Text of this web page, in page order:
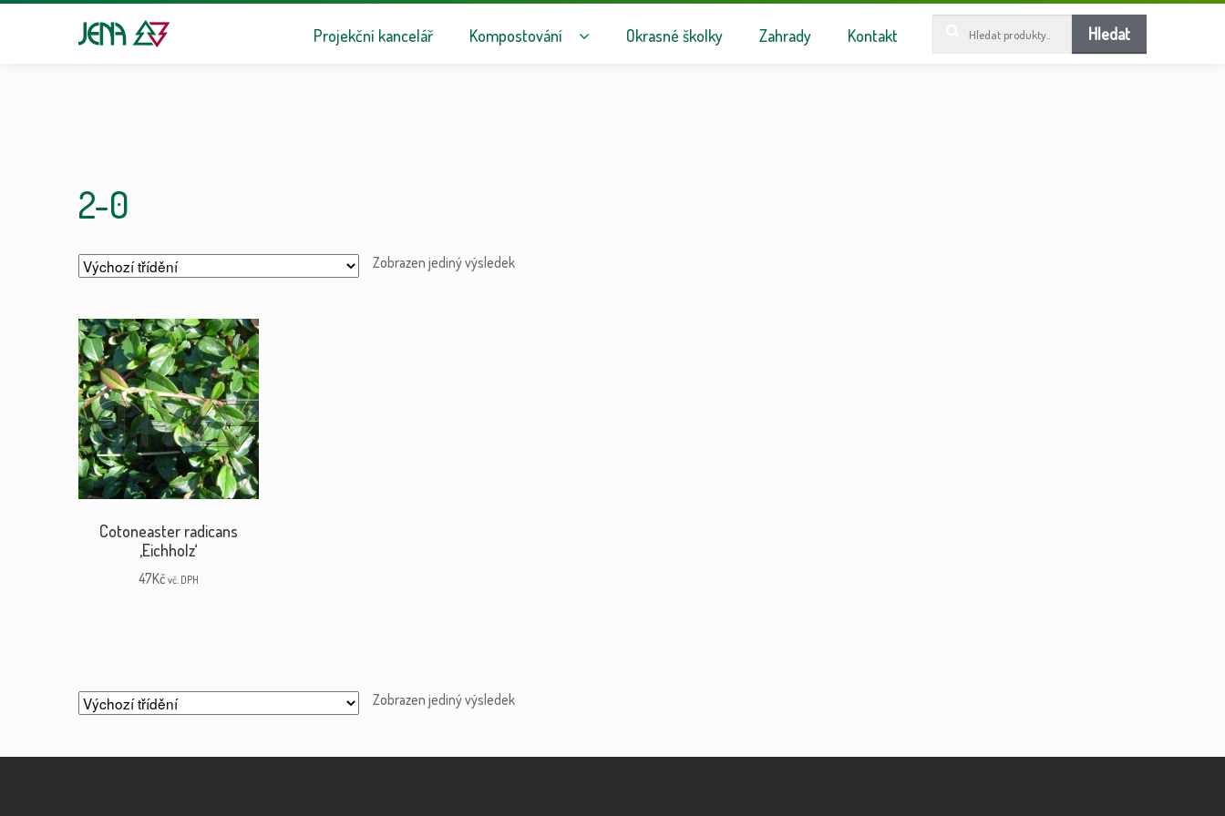
Přeskočit na navigaci
Přejít k obsahu webu
Hledat
Projekční kancelář Kompostování Okrasné školky Zahrady Kontakt
2-0
Zobrazen jediný výsledek
Cotoneaster radicans
‚Eichholz‘
47Kč vč. DPH
Zobrazen jediný výsledek